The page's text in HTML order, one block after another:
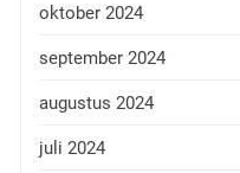
oktober 2024
september 2024
augustus 2024
juli 2024